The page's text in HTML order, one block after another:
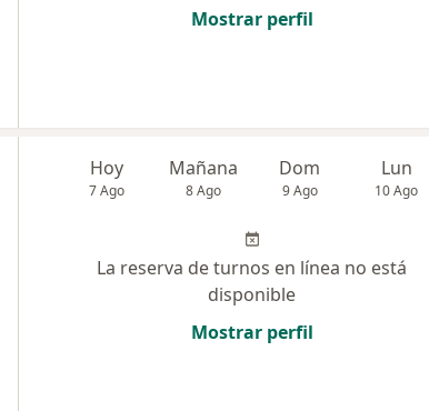
Mostrar perfil
Hoy
7 Ago
Mañana
8 Ago
Dom
9 Ago
Lun
10 Ago
La reserva de turnos en línea no está
disponible
Mostrar perfil